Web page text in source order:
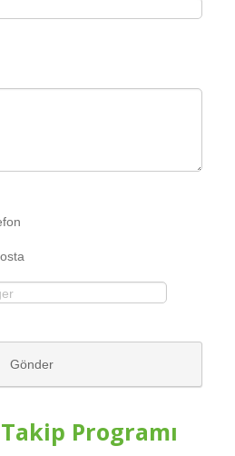
Gönder
Programı